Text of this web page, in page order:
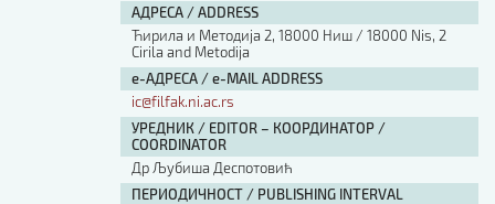
Шаблон прве стране и импресума [B5, ћир]
Шаблон прве стране и импресума [B5, лат]
Шаблон прве стране и импресума [B5, енг]
Етички кодекс
ПРЕТРАГА ИЗДАЊА
Наслов или део наслова
АДРЕСА / ADDRESS
Ћирила и Методија 2, 18000 Ниш / 18000 Nis, 2
Cirila and Metodija
е-АДРЕСА / e-MAIL ADDRESS
ic@filfak.ni.ac.rs
УРЕДНИК / EDITOR – КООРДИНАТОР /
COORDINATOR
Др Љубиша Деспотовић
ПЕРИОДИЧНОСТ / PUBLISHING INTERVAL